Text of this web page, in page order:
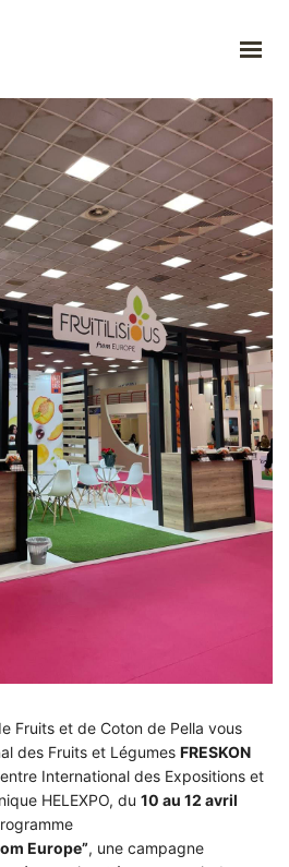
GET IN TOUCH
Giannitsa–Edessa, Giannitsa, Grèce, 58100
+30 697 722 6421
info@fruitilisious.eu
Fruits et de Coton de Pella vous
des Fruits et Légumes FRESKON
International des Expositions et
HELEXPO, du 10 au 12 avril
Europe”, une campagne